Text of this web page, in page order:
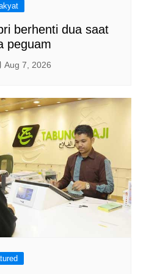
berhenti dua saat
peguam
Aug 7, 2026